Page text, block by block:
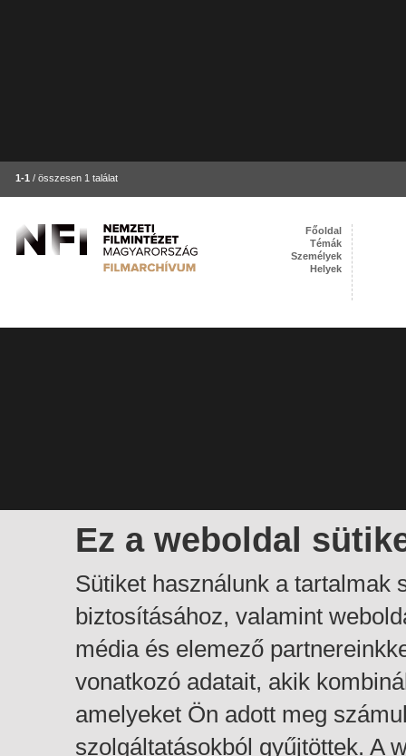
1-1 / összesen 1 találat
Ez a weboldal
Sütiket használunk a tartalmak
biztosításához, valamint
média és elemező
vonatkozó adatait, akik
amelyeket Ön adott meg
szolgáltatásokból gyűjtöttek. A
Főoldal
Témák
Személyek
Helyek